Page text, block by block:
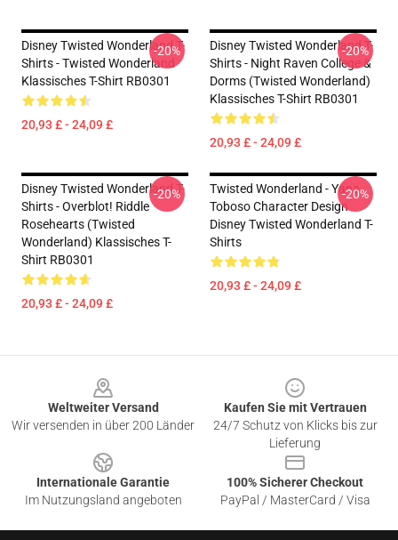
Disney Twisted Wonderland T-
Shirts - Twisted Wonderland
Klassisches T-Shirt RB0301
20,93 £ - 24,09 £
-20%
Disney Twisted Wonderland T-
Shirts - Night Raven College &
Dorms (Twisted Wonderland)
Klassisches T-Shirt RB0301
20,93 £ - 24,09 £
-20%
Disney Twisted Wonderland T-
Shirts - Overblot! Riddle
Rosehearts (Twisted
Wonderland) Klassisches T-
Shirt RB0301
20,93 £ - 24,09 £
-20%
Twisted Wonderland - Yana
Toboso Character Design
Disney Twisted Wonderland T-
Shirts
20,93 £ - 24,09 £
-20%
Weltweiter Versand
Wir versenden in über 200 Länder
Kaufen Sie mit Vertrauen
24/7 Schutz von Klicks bis zur
Lieferung
Internationale Garantie
Im Nutzungsland angeboten
100% Sicherer Checkout
PayPal / MasterCard / Visa